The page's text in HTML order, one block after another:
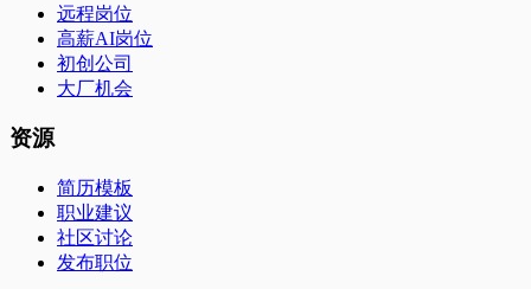
远程岗位
高薪AI岗位
初创公司
大厂机会
资源
简历模板
职业建议
社区讨论
发布职位